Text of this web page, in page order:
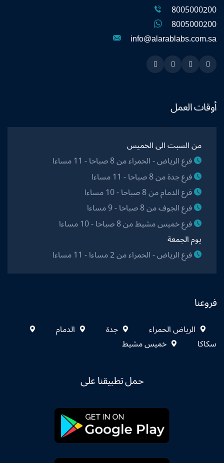
8005000200
8005000200
info@alarablabs.com.sa
Snapchat
Twitter
Linkedin
Instagram
أوقات العمل
من السبت الى الخميس
فرع الرياض - الحمراء من 8 صباحا - 11 مساءا
فرع جدة من 8 صباحا - 11 مساءا
فرع الدمام من 8 صباحا - 10 مساءا
فرع الجوف من 8 صباحا - 9 مساءا
فرع خميس مشيط من 8 صباحا - 10 مساءا
يوم الجمعة
فرع الرياض - الحمراء من 2 مساءا - 11 مساءا
فروعنا
الرياض الحمراء جدة
الدمام
سكاكا
خميس مشيط
حمل تطبيقنا على